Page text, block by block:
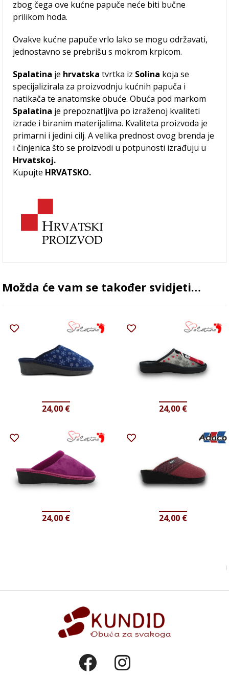
zbog čega ove kućne papuče neće biti bučne
prilikom hoda.
Ovakve kućne papuče vrlo lako se mogu održavati,
jednostavno se prebrišu s mokrom krpicom.
Spalatina je hrvatska tvrtka iz Solina koja se
specijalizirala za proizvodnju kućnih papuča i
natikača te anatomske obuće. Obuća pod markom
Spalatina je prepoznatljiva po izraženoj kvaliteti
izrade i biranim materijalima. Kvaliteta proizvoda je
primarni i jedini cilj. A velika prednost ovog brenda je
i činjenica što se proizvodi u potpunosti izrađuju u
Hrvatskoj.
Kupujte HRVATSKO.
Možda će vam se također svidjeti…
24,00 € 24,00 €
24,00 € 24,00 €